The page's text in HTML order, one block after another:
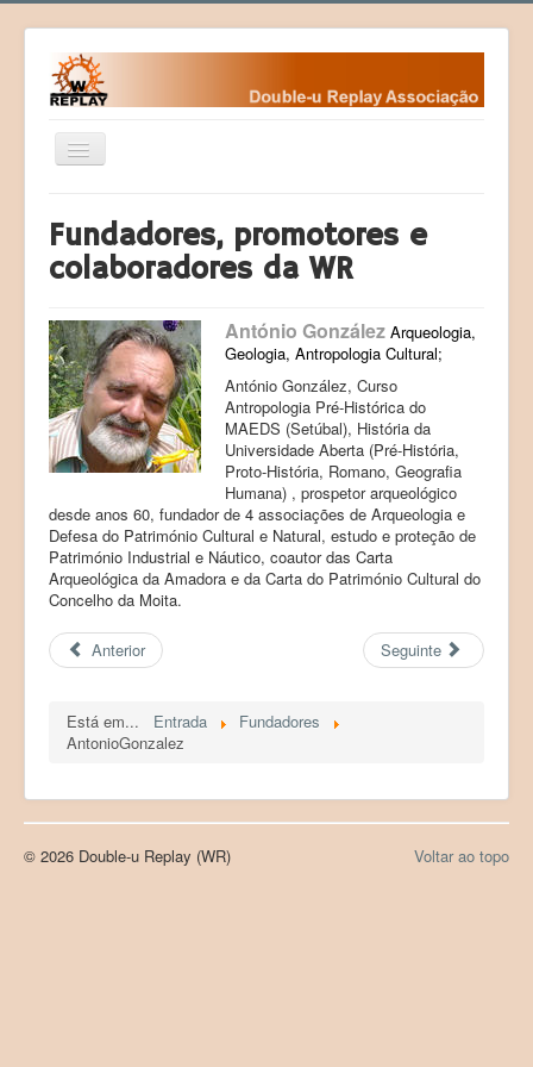
Ativar/Desativar
navegação
Fundamentos
Contactos da WR
Eventos
Desafios
Courses (Cursos)
Sociedade
Products (Produtos)
Registration (Registo)
LAB Paleoecologia
Fundadores, promotores e
colaboradores da WR
António González Arqueologia,
Geologia, Antropologia Cultural;
António González, Curso
Antropologia Pré-Histórica do
MAEDS (Setúbal), História da
Universidade Aberta (Pré-História,
Proto-História, Romano, Geografia
Humana) , prospetor arqueológico
desde anos 60, fundador de 4 associações de Arqueologia e
Defesa do Património Cultural e Natural, estudo e proteção de
Património Industrial e Náutico, coautor das Carta
Arqueológica da Amadora e da Carta do Património Cultural do
Concelho da Moita.
Anterior Seguinte
Está em... Entrada
Fundadores
AntonioGonzalez
Voltar ao topo
© 2026 Double-u Replay (WR)